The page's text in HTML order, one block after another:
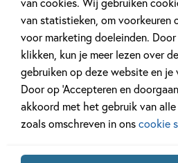
van statistieken, om voorkeuren
voor marketing doeleinden. Door
klikken, kun je meer lezen over
gebruiken op deze website en je
Door op ‘Accepteren en
akkoord met het gebruik van
zoals omschreven in onscookie
lezen vanaf ca. 8 jaar.'